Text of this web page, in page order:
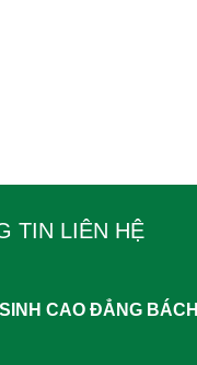
TIN LIÊN HỆ
CAO ĐẲNG BÁCH